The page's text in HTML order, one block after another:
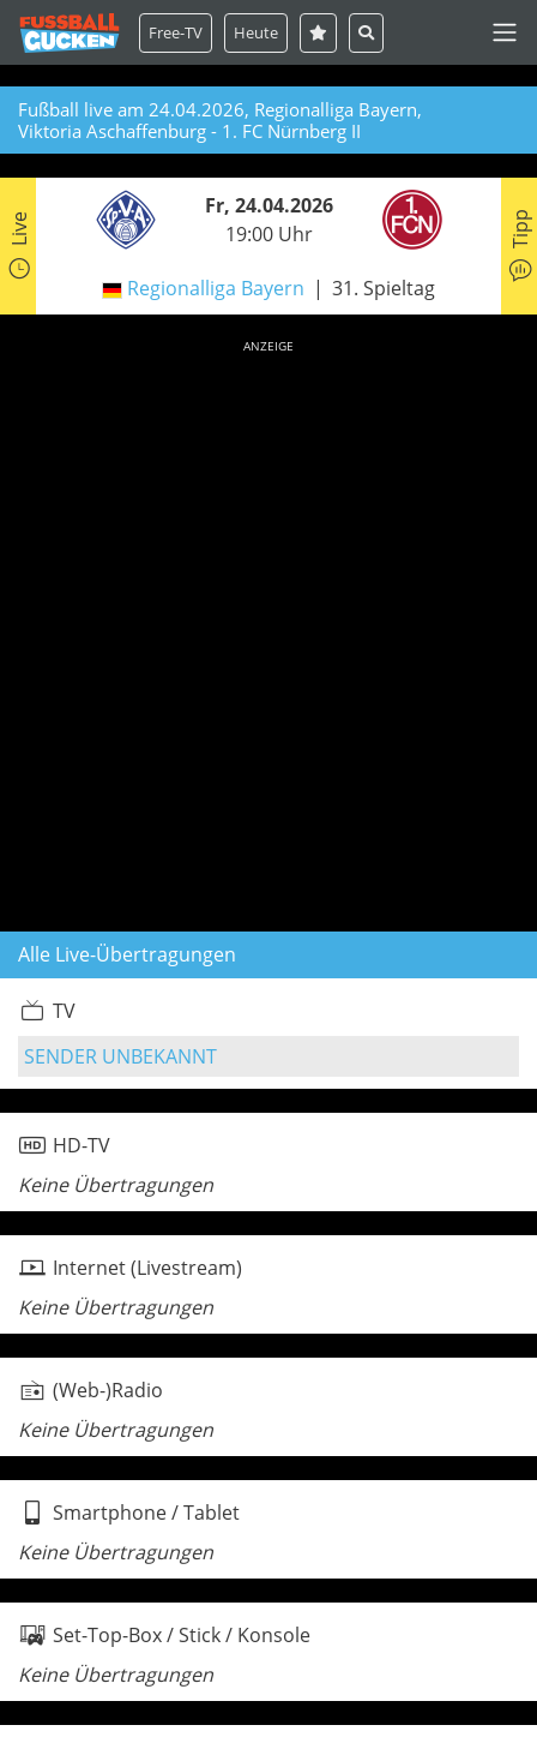
Free-TV Heute
Fußball live am 24.04.2026, Regionalliga Bayern,
Viktoria Aschaffenburg - 1. FC Nürnberg II
Live
Fr, 24.04.2026
19:00 Uhr
Regionalliga Bayern 31. Spieltag
Tipp
ANZEIGE
Alle Live-Übertragungen
TV
SENDER UNBEKANNT
HD-TV
Keine Übertragungen
Internet (Livestream)
Keine Übertragungen
(Web-)Radio
Keine Übertragungen
Smartphone / Tablet
Keine Übertragungen
Set-Top-Box / Stick / Konsole
Keine Übertragungen